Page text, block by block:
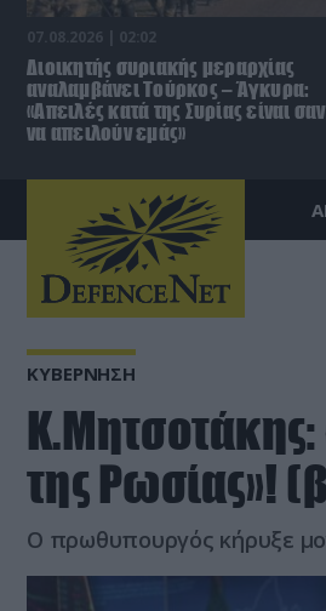
07.08.2026 | 02:02
Διοικητής συριακής μεραρχίας
αναλαμβάνει Τούρκος – Άγκυρα:
«Απειλές κατά της Συρίας είναι σαν
να απειλούν εμάς»
ΚΥΒΕΡΝΗΣΗ
της Ρωσίας»!
Ο πρωθυπουργός κήρυξε